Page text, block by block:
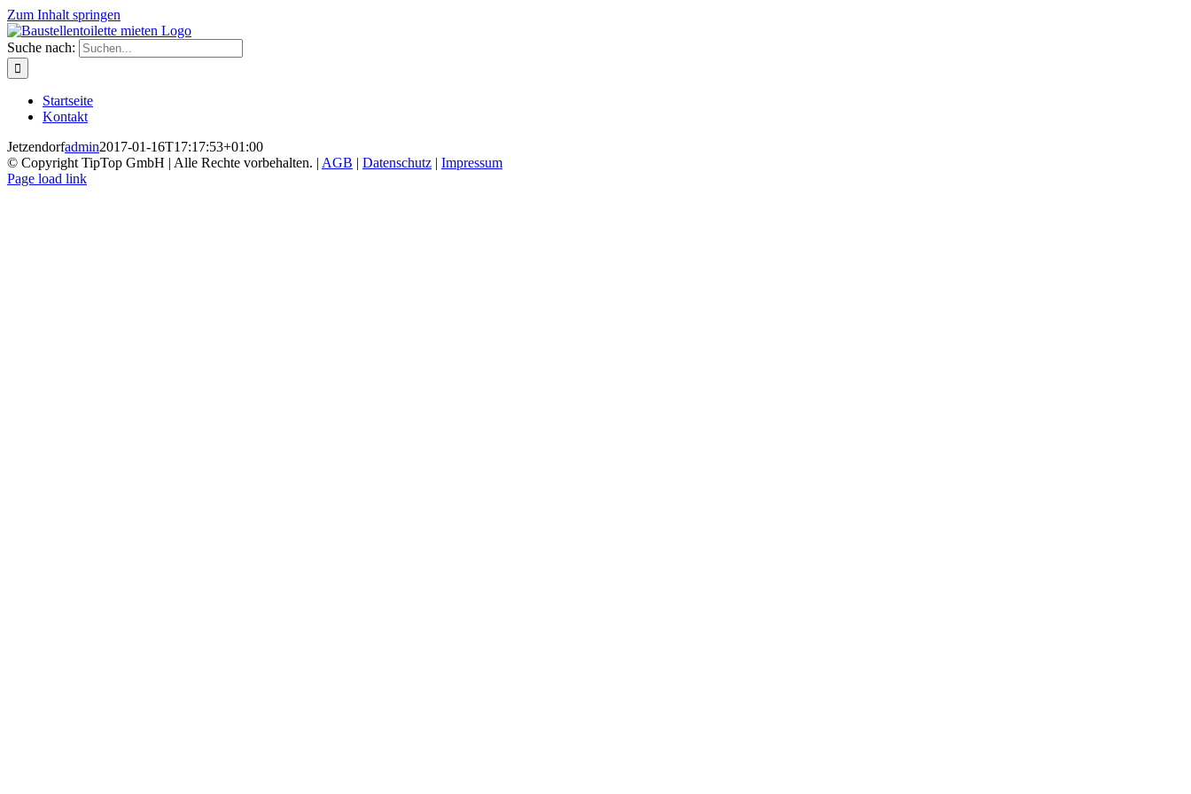
Zum Inhalt springen
Suche nach:
Startseite
Kontakt
Jetzendorfadmin2017-01-16T17:17:53+01:00
© Copyright TipTop GmbH | Alle Rechte vorbehalten. | AGB | Datenschutz | Impressum
Page load link